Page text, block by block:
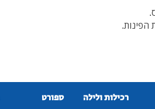
הפינות.
רכילות ולילה ספורט